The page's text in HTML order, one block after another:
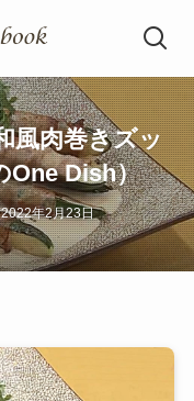
風肉巻きズッ
One Dish）
2022年2月23日